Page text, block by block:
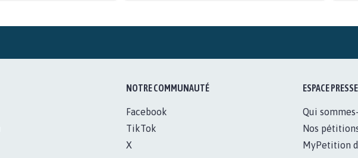
NOTRE COMMUNAUTÉ
Facebook
TikTok
X
ESPACE PRESSE
Qui
Nos
MyPetition